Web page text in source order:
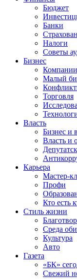
Бюджет
Банки
Налоги
Советы
Бизнес
Компании
Малый
Торговля
Власть
Бизнес и
Власть и
Карьера
Мастер-
Профи
Кто есть
Стиль жизни
Среда
Культура
Авто
Газета
«БК»
Свежий